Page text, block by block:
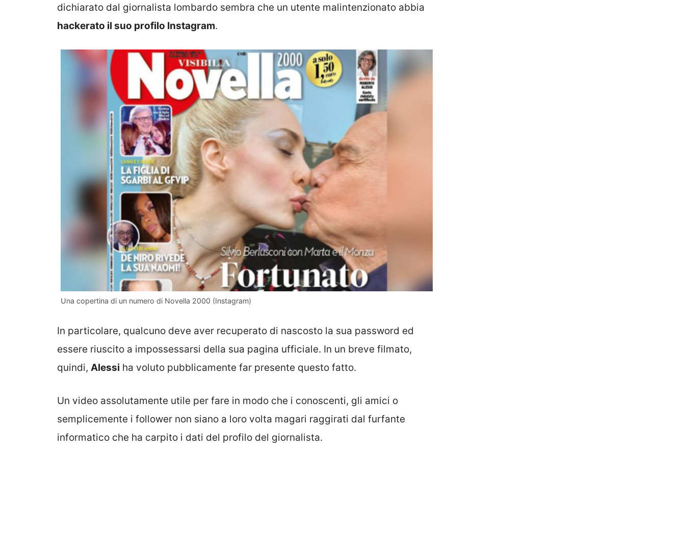
dichiarato dal giornalista lombardo sembra che un utente malintenzionato abbia
hackerato il suo profilo Instagram.
Una copertina di un numero di Novella 2000 (Instagram)
In particolare, qualcuno deve aver recuperato di nascosto la sua password ed
essere riuscito a impossessarsi della sua pagina ufficiale. In un breve filmato,
quindi, Alessi ha voluto pubblicamente far presente questo fatto.
Un video assolutamente utile per fare in modo che i conoscenti, gli amici o
semplicemente i follower non siano a loro volta magari raggirati dal furfante
informatico che ha carpito i dati del profilo del giornalista.